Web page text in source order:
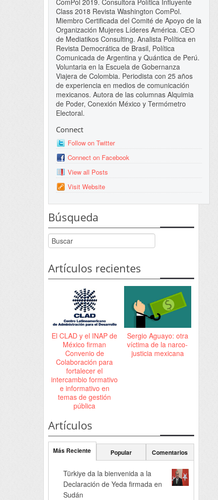
ComPol 2019. Consultora Política Influyente
Class 2018 Revista Washington ComPol.
Miembro Certificada del Comité de Apoyo de la
Organización Mujeres Líderes América. CEO
de Mediatikos Consulting. Analista Política en
Revista Democrática de Brasil, Política
Comunicada de Argentina y Quántica de Perú.
Voluntaria en la Escuela de Gobernanza
Viajera de Colombia. Periodista con 25 años
de experiencia en medios de comunicación
mexicanos. Autora de las columnas Alquimia
de Poder, Conexión México y Termómetro
Electoral.
Connect
Follow on Twitter
Connect on Facebook
View all Posts
Visit Website
Búsqueda
Artículos recientes
El CLAD y el INAP de
México firman
Convenio de
Colaboración para
fortalecer el
intercambio formativo
e informativo en
temas de gestión
pública
Sergio Aguayo: otra
víctima de la narco-
justicia mexicana
Artículos
Más Reciente Popular Comentarios
Türkiye da la bienvenida a la
Declaración de Yeda firmada en
Sudán